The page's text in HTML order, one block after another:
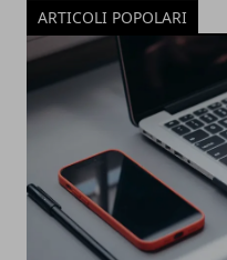
ARTICOLI POPOLARI